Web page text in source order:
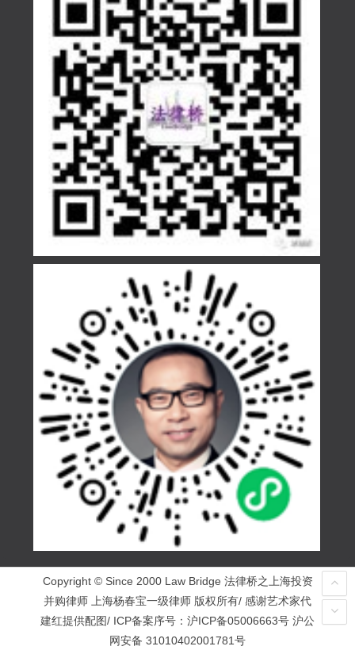
Copyright © Since 2000 Law Bridge 法律桥之上海投资
并购律师 上海杨春宝一级律师 版权所有/ 感谢艺术家代
建红提供配图/ ICP备案序号： 沪ICP备05006663号 沪公
网安备 31010402001781号